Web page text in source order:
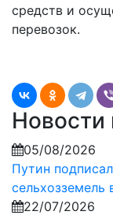
средств и
перевозок.
Новости
05/08/2026
Путин
сельхозземель
22/07/2026